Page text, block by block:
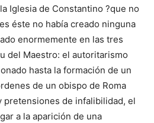
Iglesia de Constantino ?que no
éste no había creado ninguna
enormemente en las tres
del Maestro: el autoritarismo
hasta la formación de un
de un obispo de Roma
pretensiones de infalibilidad, el
a la aparición de una